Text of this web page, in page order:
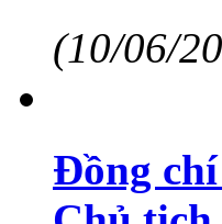
(10/06/
Đồng